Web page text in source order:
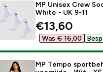
Selecteer dit product - MP
MP Unisex Crew
White - UK 9-11
discounted
€13,60‎
Was € 16,00‎
MP Tempo